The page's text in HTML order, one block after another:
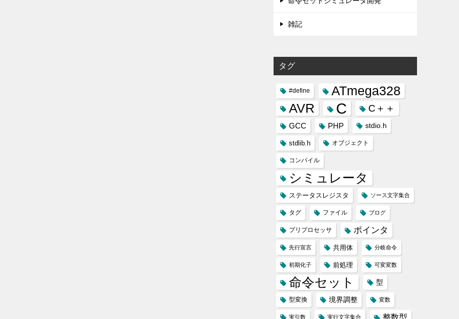
雑記
タグ
#define
ATmega328
AVR
C C＋＋
GCC PHP stdio.h
stdlib.h オブジェクト
コンパイル
シミュレータ
ステータスレジスタ ソース文字集合
タグ ファイル ブログ
プリプロセッサ ポインタ
先行宣言 共用体 分岐命令
初期化子 前処理 可変変数
命令セット 型
型変換 境界調整 変数
実引数 実行文字集合 整数型